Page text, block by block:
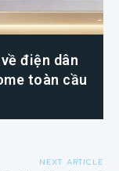
điện dân
toàn cầu
NEXT ARTICLE